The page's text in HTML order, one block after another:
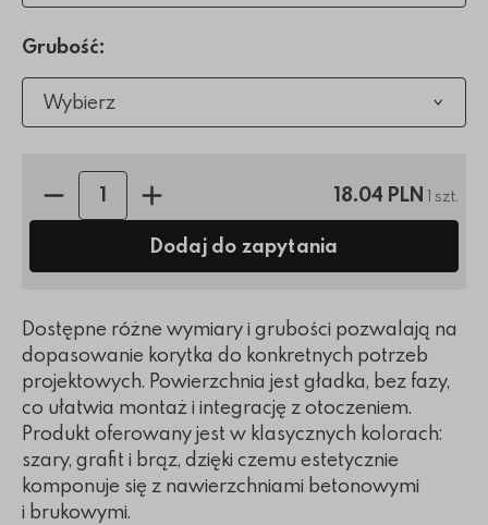
Grubość:
Wybierz
Ilość sztuk: 18.04 PLN 1 szt.
Dodaj do zapytania
Dostępne różne wymiary i grubości pozwalają na
dopasowanie korytka do konkretnych potrzeb
projektowych. Powierzchnia jest gładka, bez fazy,
co ułatwia montaż i integrację z otoczeniem.
Produkt oferowany jest w klasycznych kolorach:
szary, grafit i brąz, dzięki czemu estetycznie
komponuje się z nawierzchniami betonowymi
i brukowymi.